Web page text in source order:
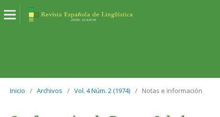
Inicio / Archivos / Vol. 4 Núm. 2 (1974) / Notas e información